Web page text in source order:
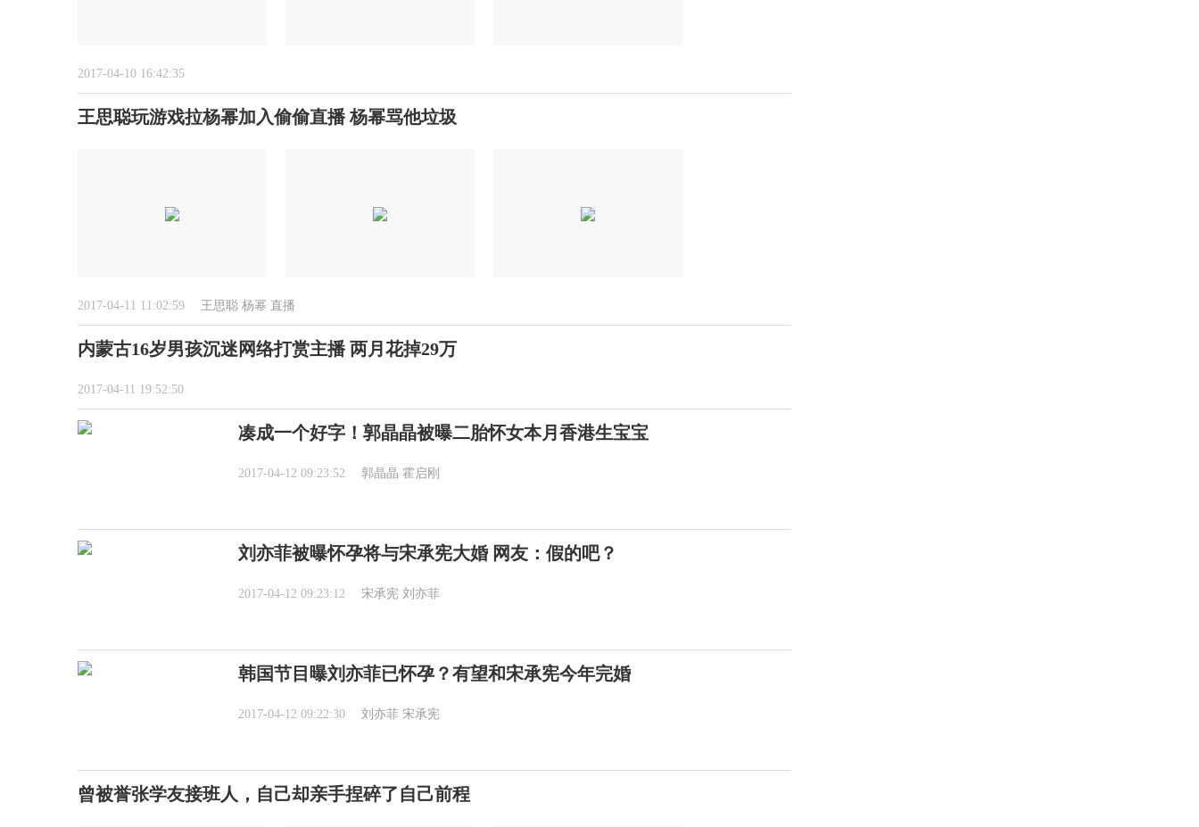
2017-04-10 16:42:35
王思聪玩游戏拉杨幂加入偷偷直播 杨幂骂他垃圾
2017-04-11 11:02:59 王思聪 杨幂 直播
内蒙古16岁男孩沉迷网络打赏主播 两月花掉29万
2017-04-11 19:52:50
凑成一个好字！郭晶晶被曝二胎怀女本月香港生宝宝
2017-04-12 09:23:52 郭晶晶 霍启刚
刘亦菲被曝怀孕将与宋承宪大婚 网友：假的吧？
2017-04-12 09:23:12 宋承宪 刘亦菲
韩国节目曝刘亦菲已怀孕？有望和宋承宪今年完婚
2017-04-12 09:22:30 刘亦菲 宋承宪
曾被誉张学友接班人，自己却亲手捏碎了自己前程